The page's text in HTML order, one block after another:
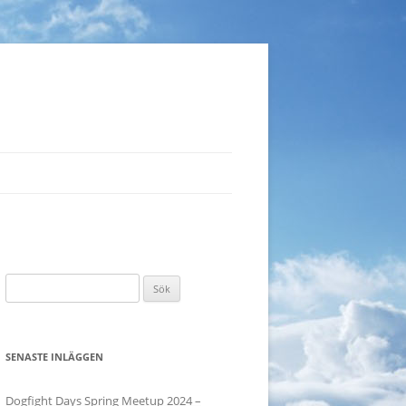
ö
e
t
SENASTE INLÄGGEN
Dogfight Days Spring Meetup 2024 –